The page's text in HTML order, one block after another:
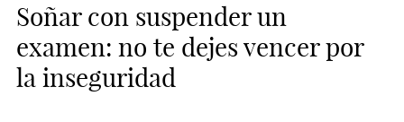
Soñar con suspender un
examen: no te dejes vencer por
la inseguridad